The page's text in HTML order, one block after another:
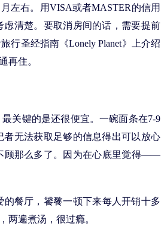
左右。用VISA或者MASTER的信用
清楚。要取消房间的话，需要提前
行圣经指南《Lonely Planet》上介绍
再住。
关键的是还很便宜。一碗面条在7-9
无法获取足够的信息得出可以放心
顾那么多了。因为在心底里觉得——
餐厅，饕餮一顿下来每人开销十多
两遍煮汤，很过瘾。